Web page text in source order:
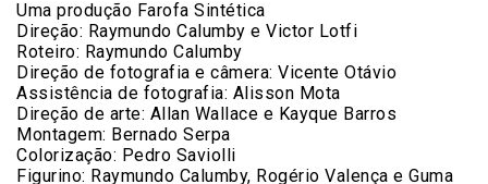
Uma produção Farofa Sintética
Direção: Raymundo Calumby e Victor Lotfi
Roteiro: Raymundo Calumby
Direção de fotografia e câmera: Vicente Otávio
Assistência de fotografia: Alisson Mota
Direção de arte: Allan Wallace e Kayque Barros
Montagem: Bernado Serpa
Colorização: Pedro Saviolli
Figurino: Raymundo Calumby, Rogério Valença e Guma